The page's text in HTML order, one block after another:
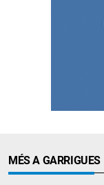
MÉS A GARRIGUES